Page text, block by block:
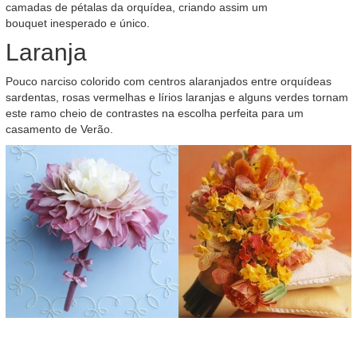
camadas de pétalas da orquídea, criando assim um
bouquet inesperado e único.
Laranja
Pouco narciso colorido com centros alaranjados entre orquídeas
sardentas, rosas vermelhas e lírios laranjas e alguns verdes tornam
este ramo cheio de contrastes na escolha perfeita para um
casamento de Verão.